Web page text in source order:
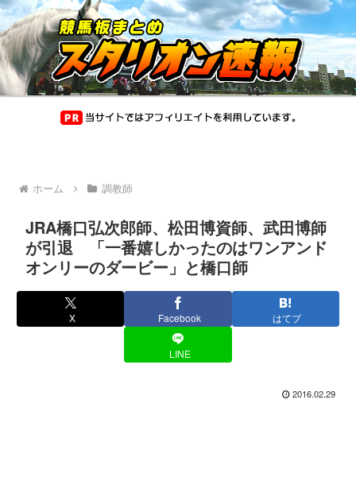
ホーム 調教師
JRA橋口弘次郎師、松田博資師、武田博師
が引退 「一番嬉しかったのはワンアンド
オンリーのダービー」と橋口師
X Facebook はてブ
LINE
2016.02.29